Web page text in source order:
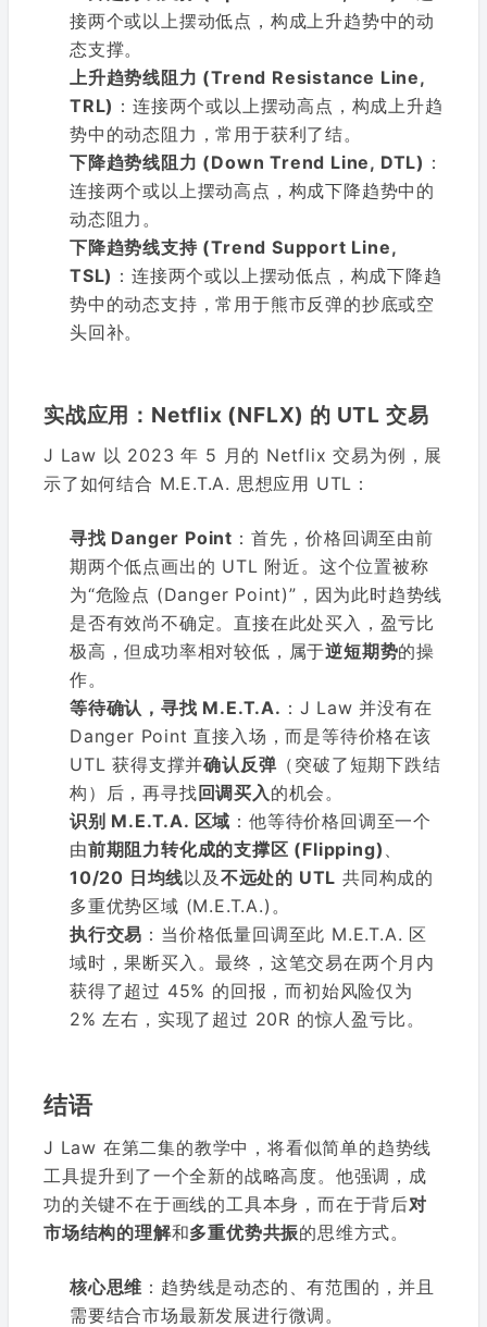
接两个或以上摆动低点，构成上升趋势中的动
态支撑。
上升趋势线阻力 (Trend Resistance Line,
TRL) ：连接两个或以上摆动高点，构成上升趋
势中的动态阻力，常用于获利了结。
下降趋势线阻力 (Down Trend Line, DTL) ：
连接两个或以上摆动高点，构成下降趋势中的
动态阻力。
下降趋势线支持 (Trend Support Line,
TSL) ：连接两个或以上摆动低点，构成下降趋
势中的动态支持，常用于熊市反弹的抄底或空
头回补。
实战应用：Netflix (NFLX) 的 UTL 交易
J Law 以 2023 年 5 月的 Netflix 交易为例，展
示了如何结合 M.E.T.A. 思想应用 UTL：
寻找 Danger Point ：首先，价格回调至由前
期两个低点画出的 UTL 附近。这个位置被称
为“危险点 (Danger Point)”，因为此时趋势线
是否有效尚不确定。直接在此处买入，盈亏比
极高，但成功率相对较低，属于逆短期势的操
作。
等待确认，寻找 M.E.T.A. ：J Law 并没有在
Danger Point 直接入场，而是等待价格在该
UTL 获得支撑并确认反弹（突破了短期下跌结
构）后，再寻找回调买入 的机会。
识别 M.E.T.A. 区域 ：他等待价格回调至一个
由前期阻力转化成的支撑区 (Flipping)
10/20 日均线以及 不远处的 UTL 共同构成的
多重优势区域 (M.E.T.A.)。
执行交易 ：当价格低量回调至此 M.E.T.A. 区
域时，果断买入。最终，这笔交易在两个月内
获得了超过 45% 的回报，而初始风险仅为
2% 左右，实现了超过 20R 的惊人盈亏比。
结语
J Law 在第二集的教学中，将看似简单的趋势线
工具提升到了一个全新的战略高度。他强调，成
功的关键不在于画线的工具本身，而在于背后对
市场结构的理解和多重优势共振的思维方式。
核心思维 ：趋势线是动态的、有范围的，并且
需要结合市场最新发展进行微调。